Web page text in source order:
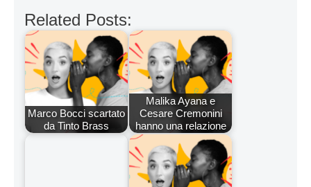
Related Posts:
Marco Bocci scartato
da Tinto Brass
Malika Ayana e
Cesare Cremonini
hanno una relazione